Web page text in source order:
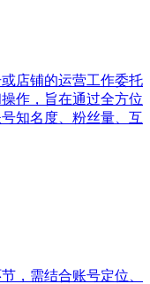
店铺的运营工作委托
作，旨在通过全方位
知名度、粉丝量、互
，需结合账号定位、